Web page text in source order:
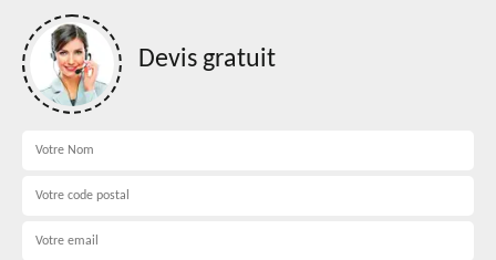
Devis gratuit